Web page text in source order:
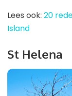
Lees ook: 20
Island
St Helena